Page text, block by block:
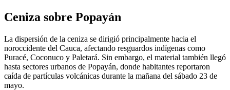
Ceniza sobre Popayán
La dispersión de la ceniza se dirigió principalmente hacia el
noroccidente del Cauca, afectando resguardos indígenas como
Puracé, Coconuco y Paletará. Sin embargo, el material también llegó
hasta sectores urbanos de Popayán, donde habitantes reportaron
caída de partículas volcánicas durante la mañana del sábado 23 de
mayo.